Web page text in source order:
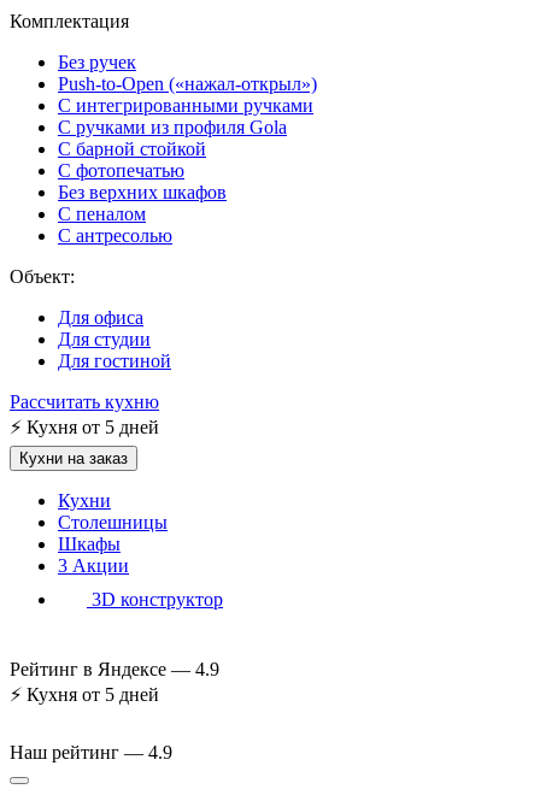
Комплектация
Без ручек
Push-to-Open («нажал-открыл»)
С интегрированными ручками
С ручками из профиля Gola
С барной стойкой
С фотопечатью
Без верхних шкафов
С пеналом
С антресолью
Объект:
Для офиса
Для студии
Для гостиной
Рассчитать кухню
⚡ Кухня от 5 дней
Кухни на заказ
Кухни
Столешницы
Шкафы
3 Акции
3D конструктор
Рейтинг в Яндексе — 4.9
⚡ Кухня от 5 дней
Наш рейтинг — 4.9